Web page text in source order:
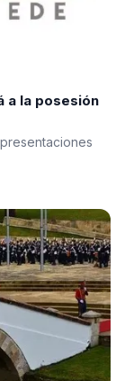
a la posesión